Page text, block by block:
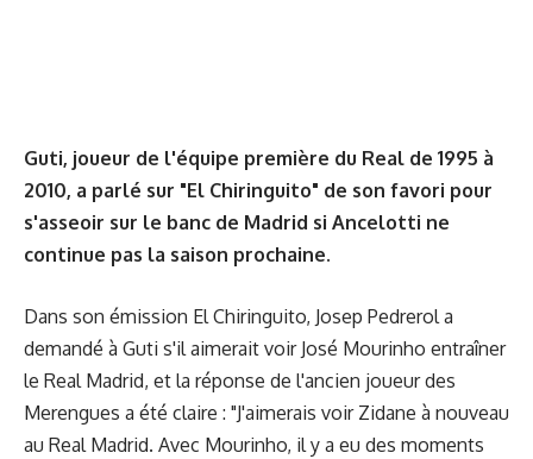
Guti, joueur de l'équipe première du Real de 1995 à
2010, a parlé sur "El Chiringuito" de son favori pour
s'asseoir sur le banc de Madrid si Ancelotti ne
continue pas la saison prochaine.
Dans son émission El Chiringuito, Josep Pedrerol a
demandé à Guti s'il aimerait voir José Mourinho entraîner
le Real Madrid, et la réponse de l'ancien joueur des
Merengues a été claire : "J'aimerais voir Zidane à nouveau
au Real Madrid. Avec Mourinho, il y a eu des moments